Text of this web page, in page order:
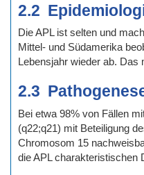
2.2
Die APL ist selten und
Mittel- und Südamerika
Lebensjahr wieder ab. Das
2.3
Bei etwa 98% von Fällen
(q22;q21) mit Beteiligung
Chromosom 15
die APL charakteristischen